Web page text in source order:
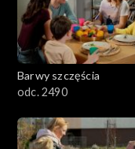
1401–1500
1301–1400
1101–1200
Barwy szczęścia
odc. 2490